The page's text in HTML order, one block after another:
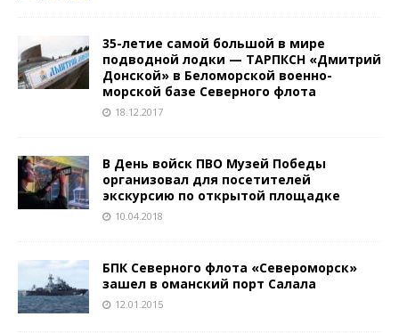
35-летие самой большой в мире
подводной лодки — ТАРПКСН «Дмитрий
Донской» в Беломорской военно-
морской базе Северного флота
18.12.2017
В День войск ПВО Музей Победы
организовал для посетителей
экскурсию по открытой площадке
10.04.2018
БПК Северного флота «Североморск»
зашел в оманский порт Салала
12.01.2015